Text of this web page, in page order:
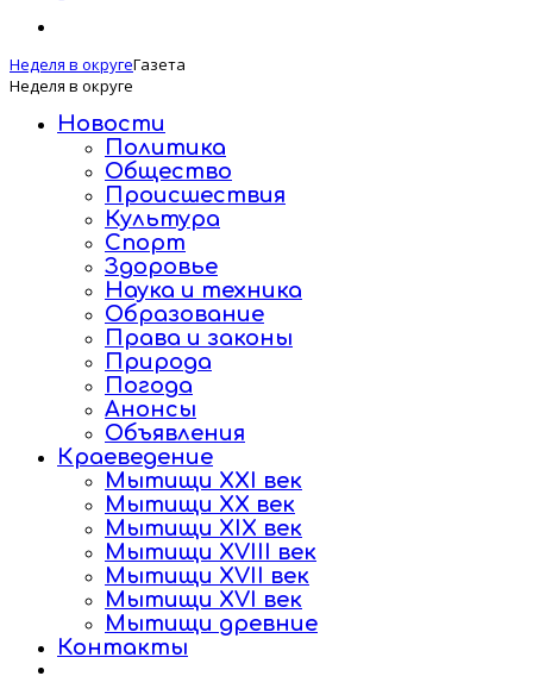
Неделя в округеГазета
Неделя в округе
Новости
Политика
Общество
Происшествия
Культура
Спорт
Здоровье
Наука и техника
Образование
Права и законы
Природа
Погода
Анонсы
Объявления
Краеведение
Мытищи XXI век
Мытищи XX век
Мытищи XIX век
Мытищи XVIII век
Мытищи XVII век
Мытищи XVI век
Мытищи древние
Контакты